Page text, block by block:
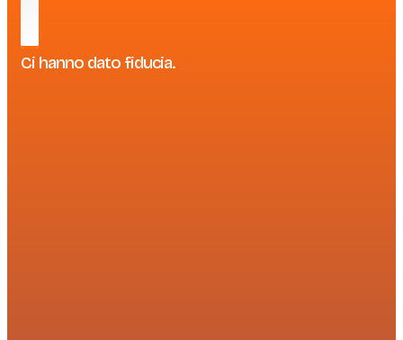
Ci hanno dato fiducia.